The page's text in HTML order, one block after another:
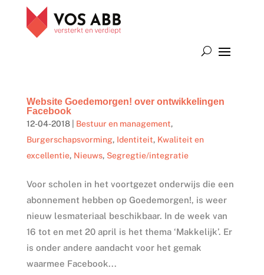
Website Goedemorgen! over ontwikkelingen
Facebook
12-04-2018| Bestuur en management,
Burgerschapsvorming, Identiteit, Kwaliteit en
excellentie, Nieuws, Segregtie/integratie
Voor scholen in het voortgezet onderwijs die een
abonnement hebben op Goedemorgen!, is weer
nieuw lesmateriaal beschikbaar. In de week van
16 tot en met 20 april is het thema ‘Makkelijk’. Er
is onder andere aandacht voor het gemak
waarmee Facebook...